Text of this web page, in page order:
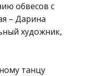
обвесов с
– Дарина
художник,
танцу